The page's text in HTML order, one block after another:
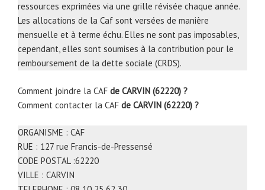
ressources exprimées via une grille révisée chaque année.
Les allocations de la Caf sont versées de manière
mensuelle et à terme échu. Elles ne sont pas imposables,
cependant, elles sont soumises à la contribution pour le
remboursement de la dette sociale (CRDS).
Comment joindre la CAF de CARVIN (62220) ?
Comment contacter la CAF de CARVIN (62220) ?
ORGANISME : CAF
RUE : 127 rue Francis-de-Pressensé
CODE POSTAL :62220
VILLE : CARVIN